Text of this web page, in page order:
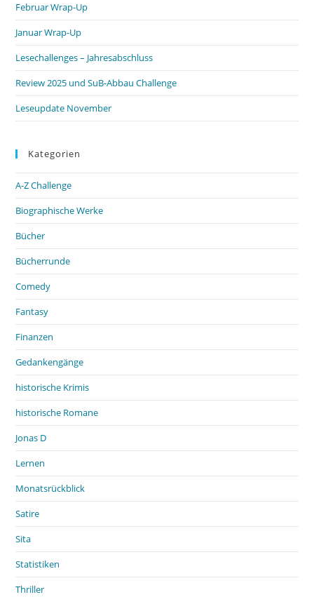
Februar Wrap-Up
Januar Wrap-Up
Lesechallenges – Jahresabschluss
Review 2025 und SuB-Abbau Challenge
Leseupdate November
Kategorien
A-Z Challenge
Biographische Werke
Bücher
Bücherrunde
Comedy
Fantasy
Finanzen
Gedankengänge
historische Krimis
historische Romane
Jonas D
Lernen
Monatsrückblick
Satire
Sita
Statistiken
Thriller